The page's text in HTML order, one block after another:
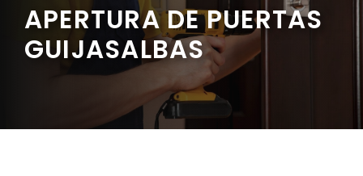
APERTURA DE PUERTAS
GUIJASALBAS